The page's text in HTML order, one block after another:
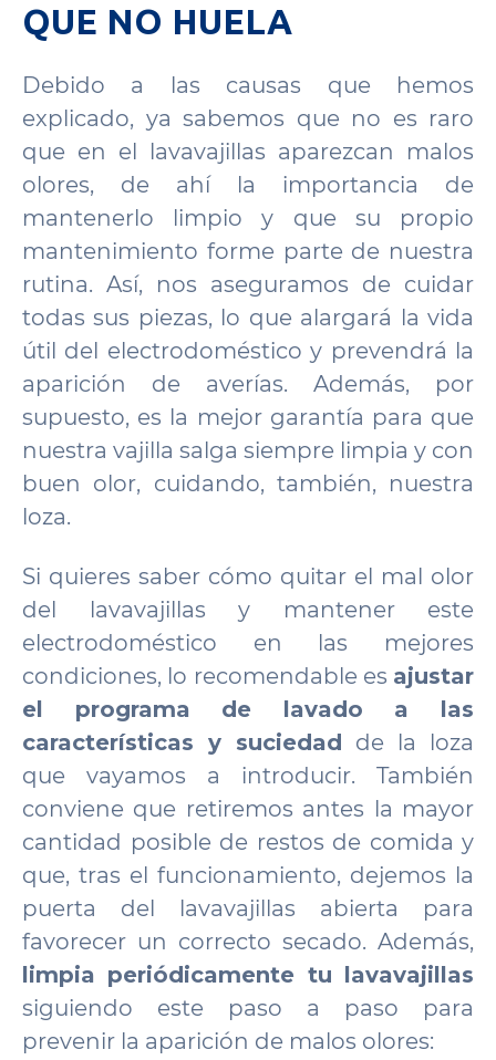
QUE NO HUELA
Debido a las causas que hemos
explicado, ya sabemos que no es raro
que en el lavavajillas aparezcan malos
olores, de ahí la importancia de
mantenerlo limpio y que su propio
mantenimiento forme parte de nuestra
rutina. Así, nos aseguramos de cuidar
todas sus piezas, lo que alargará la vida
útil del electrodoméstico y prevendrá la
aparición de averías. Además, por
supuesto, es la mejor garantía para que
nuestra vajilla salga siempre limpia y con
buen olor, cuidando, también, nuestra
loza.
Si quieres saber cómo quitar el mal olor
del lavavajillas y mantener este
electrodoméstico en las mejores
condiciones, lo recomendable es ajustar
el programa de lavado a las
características y suciedad de la loza
que vayamos a introducir. También
conviene que retiremos antes la mayor
cantidad posible de restos de comida y
que, tras el funcionamiento, dejemos la
puerta del lavavajillas abierta para
favorecer un correcto secado. Además,
limpia periódicamente tu lavavajillas
siguiendo este paso a paso para
prevenir la aparición de malos olores: